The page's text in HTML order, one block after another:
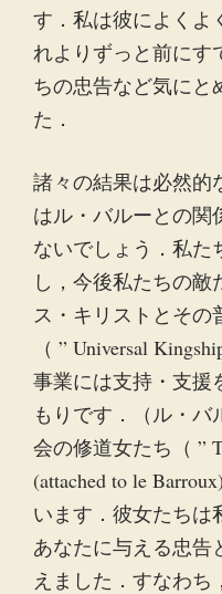
す．私は彼によくよ
れよりずっと前にす
ちの忠告など気にと
た．
諸々の結果は必然的
はル・バルーとの関
ないでしょう．私た
し，今後私たちの
ス・キリストとその
（ ” Universal
事業には支持・支援
もりです．（ル・バ
会の修道女たち（ ”
(attached to le
います．彼女たちは
あなたに与える忠告
えました．すなわ